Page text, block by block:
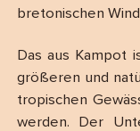
bretonischen
Das aus Kampot
größeren und
tropischen
werden. Der